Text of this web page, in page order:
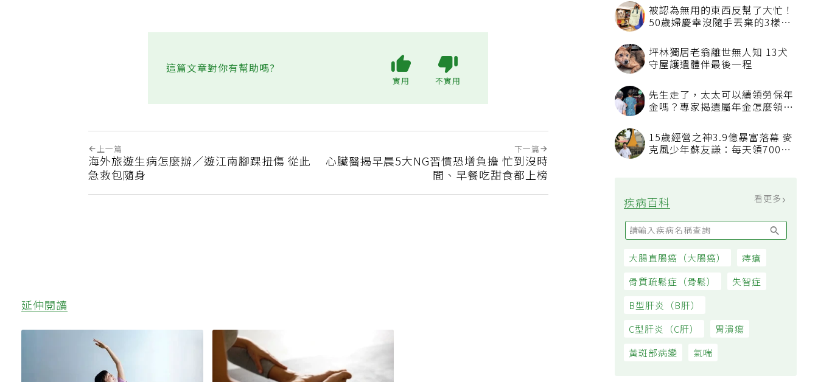
被認為無用的東西反幫了大忙！
50歲婦慶幸沒隨手丟棄的3樣物
坪林獨居老翁離世無人知 13犬
守屋護遺體伴最後一程
先生走了，太太可以續領勞保年
15歲經營之神3.9億暴富落幕 麥
克風少年蘇友謙：每天領700元
疾病百科
這篇文章對你有幫助嗎?
上一篇
海外旅遊生病怎麼辦／遊江南腳踝扭傷 從此
急救包隨身
下一篇
心臟醫揭早晨5大NG習慣恐增負擔 忙到沒時
間、早餐吃甜食都上榜
延伸閱讀